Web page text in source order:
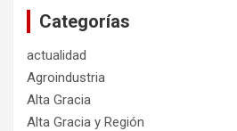
Categorías
actualidad
Agroindustria
Alta Gracia
Alta Gracia y Región